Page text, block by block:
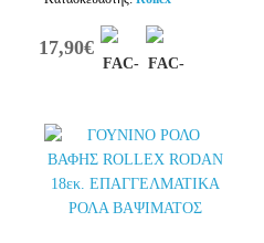
17,90€